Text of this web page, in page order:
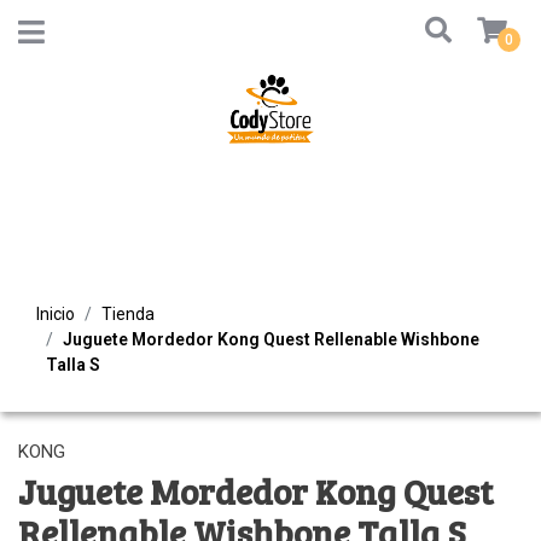
0
Inicio
Tienda
Juguete Mordedor Kong Quest Rellenable Wishbone
Talla S
KONG
Juguete Mordedor Kong Quest